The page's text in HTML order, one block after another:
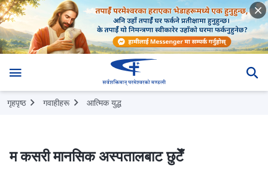
गृहपृष्ठ गवाहीहरू आत्मिक युद्ध
म कसरी मानसिक अस्पतालबाट छुटेँ